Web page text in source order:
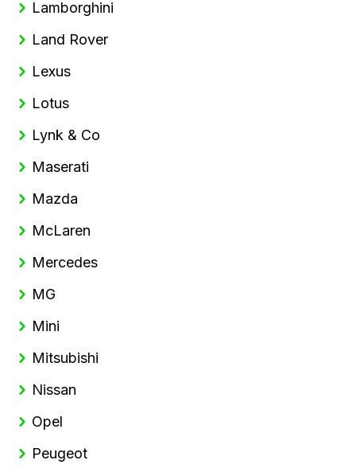
Lamborghini
Land Rover
Lexus
Lotus
Lynk & Co
Maserati
Mazda
McLaren
Mercedes
MG
Mini
Mitsubishi
Nissan
Opel
Peugeot